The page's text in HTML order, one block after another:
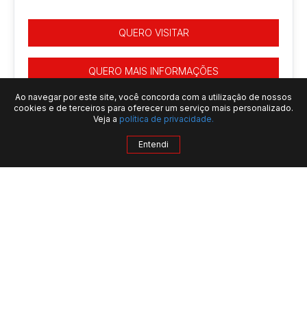
QUERO VISITAR
QUERO MAIS INFORMAÇÕES
IMÓVEIS SIMILARES
QUERO MAIS INFORMAÇÕES
Ao navegar por este site, você concorda com a utilização de nossos
cookies e de terceiros para oferecer um serviço mais personalizado.
Veja a política de privacidade.
Entendi